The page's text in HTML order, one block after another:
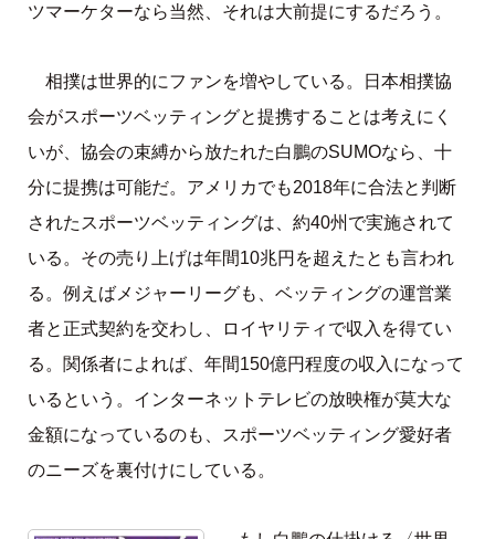
ツマーケターなら当然、それは大前提にするだろう。
相撲は世界的にファンを増やしている。日本相撲協
会がスポーツベッティングと提携することは考えにく
いが、協会の束縛から放たれた白鵬のSUMOなら、十
分に提携は可能だ。アメリカでも2018年に合法と判断
されたスポーツベッティングは、約40州で実施されて
いる。その売り上げは年間10兆円を超えたとも言われ
る。例えばメジャーリーグも、ベッティングの運営業
者と正式契約を交わし、ロイヤリティで収入を得てい
る。関係者によれば、年間150億円程度の収入になって
いるという。インターネットテレビの放映権が莫大な
金額になっているのも、スポーツベッティング愛好者
のニーズを裏付けにしている。